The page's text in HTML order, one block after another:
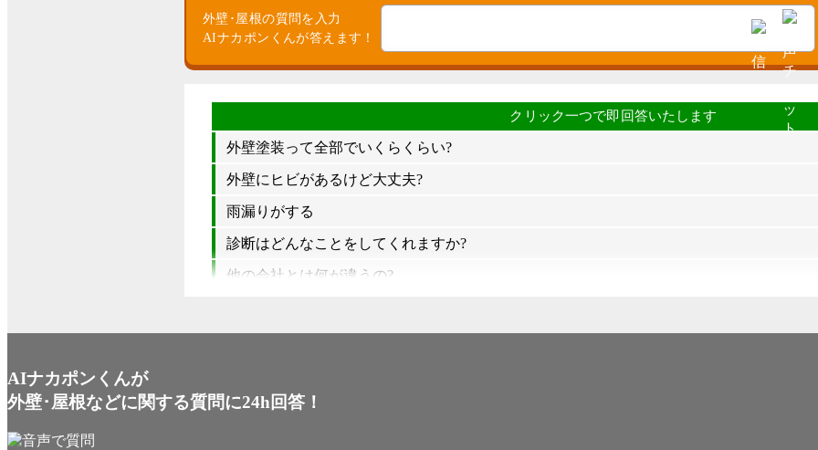
外壁･屋根の質問を入力
AIナカポンくんが答えます！
外壁塗装って全部でいくらくらい?
外壁にヒビがあるけど大丈夫?
雨漏りがする
診断はどんなことをしてくれますか?
他の会社とは何が違うの?
AIナカポンくんが
外壁･屋根などに関する質問に24h回答！